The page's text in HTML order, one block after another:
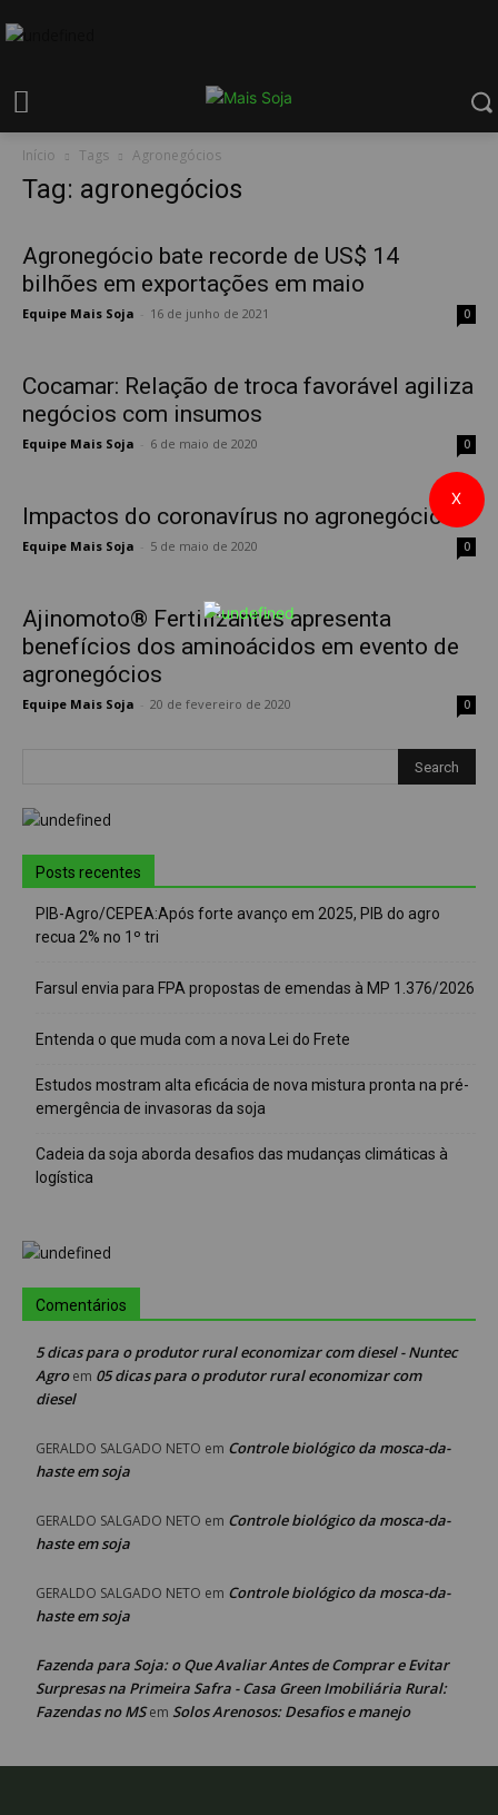
Início Tags Agronegócios
Tag: agronegócios
Agronegócio bate recorde de US$ 14
bilhões em exportações em maio
Equipe Mais Soja 16 de junho de 2021 0
Cocamar: Relação de troca favorável agiliza
negócios com insumos
Equipe Mais Soja 6 de maio de 2020 0
Impactos do coronavírus no agronegócio
Equipe Mais Soja 5 de maio de 2020 0
Ajinomoto® Fertilizantes apresenta
benefícios dos aminoácidos em evento de
agronegócios
Equipe Mais Soja 20 de fevereiro de 2020 0
Posts recentes
PIB-Agro/CEPEA:Após forte avanço em 2025, PIB do agro
recua 2% no 1º tri
Farsul envia para FPA propostas de emendas à MP 1.376/2026
Entenda o que muda com a nova Lei do Frete
Estudos mostram alta eficácia de nova mistura pronta na pré-
emergência de invasoras da soja
Cadeia da soja aborda desafios das mudanças climáticas à
logística
Comentários
5 dicas para o produtor rural economizar com diesel - Nuntec
Agroem 05 dicas para o produtor rural economizar com
diesel
GERALDO SALGADO NETO em Controle biológico da mosca-da-
haste em soja
GERALDO SALGADO NETO em Controle biológico da mosca-da-
haste em soja
GERALDO SALGADO NETO em Controle biológico da mosca-da-
haste em soja
Fazenda para Soja: o Que Avaliar Antes de Comprar e Evitar
Surpresas na Primeira Safra - Casa Green Imobiliária Rural:
Fazendas no MSem Solos Arenosos: Desafios e manejo
X